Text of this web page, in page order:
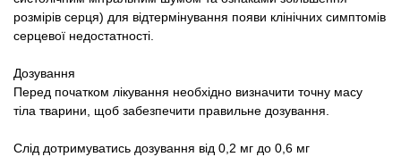
розмірів серця) для відтермінування появи клінічних симптомів
серцевої недостатності.
Дозування
Перед початком лікування необхідно визначити точну масу
тіла тварини, щоб забезпечити правильне дозування.
Слід дотримуватись дозування від 0,2 мг до 0,6 мг